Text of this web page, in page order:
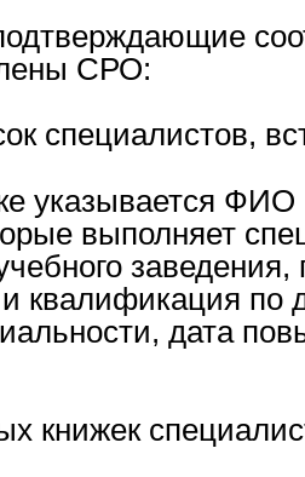
СРО:
специалистов,
указывается ФИО
выполняет
заведения,
квалификация по
дата
книжек